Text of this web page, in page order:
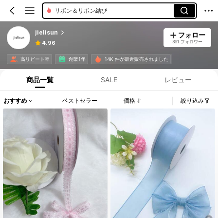
リボン＆リボン結び
jielisun
4.96
フォロー
361 フォロワー
高リピート率 創業1年 14K 件が最近販売されました
商品一覧 SALE レビュー
おすすめ ベストセラー 価格 絞り込み